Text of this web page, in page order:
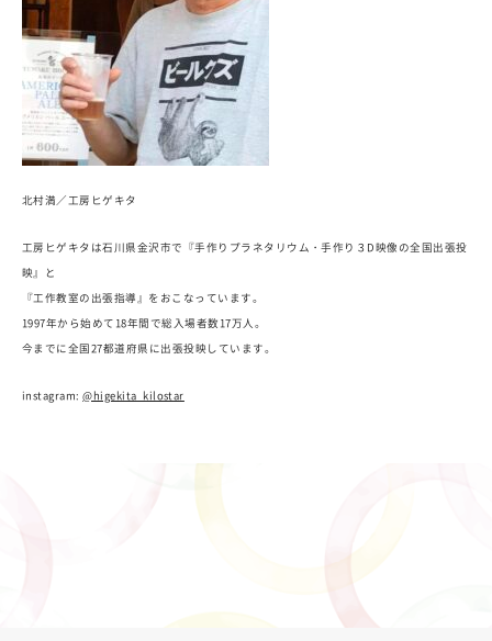
北村満／工房ヒゲキタ
工房ヒゲキタは石川県金沢市で『手作りプラネタリウム・手作り３D映像の全国出張投
映』と
『工作教室の出張指導』をおこなっています。
1997年から始めて18年間で総入場者数17万人。
今までに全国27都道府県に出張投映しています。
instagram:@higekita_kilostar